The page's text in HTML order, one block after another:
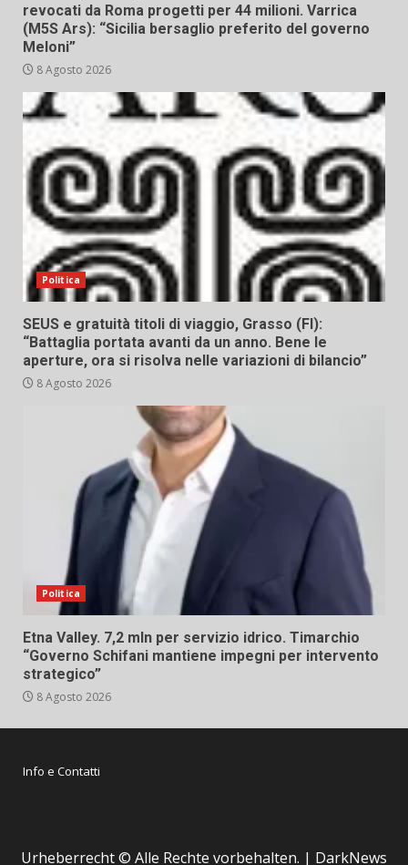
revocati da Roma progetti per 44 milioni. Varrica
(M5S Ars): “Sicilia bersaglio preferito del governo
Meloni”
8 Agosto 2026
Politica
SEUS e gratuità titoli di viaggio, Grasso (FI):
“Battaglia portata avanti da un anno. Bene le
aperture, ora si risolva nelle variazioni di bilancio”
8 Agosto 2026
Politica
Etna Valley. 7,2 mln per servizio idrico. Timarchio
“Governo Schifani mantiene impegni per intervento
strategico”
8 Agosto 2026
Info e Contatti
Urheberrecht © Alle Rechte vorbehalten. | DarkNews